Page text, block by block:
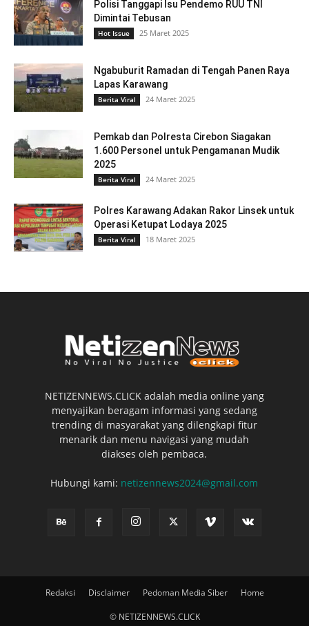
Polisi Tanggapi Isu Pendemo RUU TNI
Dimintai Tebusan
Hot Issue 25 Maret 2025
Ngabuburit Ramadan di Tengah Panen Raya
Lapas Karawang
Berita Viral 24 Maret 2025
Pemkab dan Polresta Cirebon Siagakan
1.600 Personel untuk Pengamanan Mudik
2025
Berita Viral 24 Maret 2025
Polres Karawang Adakan Rakor Linsek untuk
Operasi Ketupat Lodaya 2025
Berita Viral 18 Maret 2025
NETIZENNEWS.CLICK adalah media online yang
menyajikan beragam informasi yang sedang
trending di masyarakat yang dilengkapi fitur
menarik dan menu navigasi yang mudah
diakses oleh pembaca.
Hubungi kami: netizennews2024@gmail.com
Redaksi Disclaimer Pedoman Media Siber Home
© NETIZENNEWS.CLICK